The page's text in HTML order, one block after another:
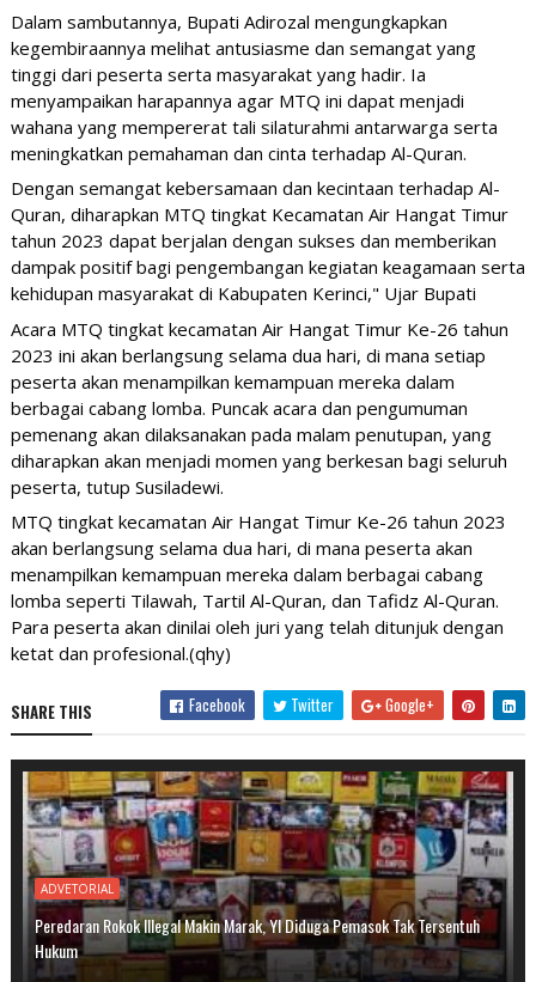
Dalam sambutannya, Bupati Adirozal mengungkapkan
kegembiraannya melihat antusiasme dan semangat yang
tinggi dari peserta serta masyarakat yang hadir. Ia
menyampaikan harapannya agar MTQ ini dapat menjadi
wahana yang mempererat tali silaturahmi antarwarga serta
meningkatkan pemahaman dan cinta terhadap Al-Quran.
Dengan semangat kebersamaan dan kecintaan terhadap Al-
Quran, diharapkan MTQ tingkat Kecamatan Air Hangat Timur
tahun 2023 dapat berjalan dengan sukses dan memberikan
dampak positif bagi pengembangan kegiatan keagamaan serta
kehidupan masyarakat di Kabupaten Kerinci," Ujar Bupati
Acara MTQ tingkat kecamatan Air Hangat Timur Ke-26 tahun
2023 ini akan berlangsung selama dua hari, di mana setiap
peserta akan menampilkan kemampuan mereka dalam
berbagai cabang lomba. Puncak acara dan pengumuman
pemenang akan dilaksanakan pada malam penutupan, yang
diharapkan akan menjadi momen yang berkesan bagi seluruh
peserta, tutup Susiladewi.
MTQ tingkat kecamatan Air Hangat Timur Ke-26 tahun 2023
akan berlangsung selama dua hari, di mana peserta akan
menampilkan kemampuan mereka dalam berbagai cabang
lomba seperti Tilawah, Tartil Al-Quran, dan Tafidz Al-Quran.
Para peserta akan dinilai oleh juri yang telah ditunjuk dengan
ketat dan profesional.(qhy)
SHARE THIS Facebook Twitter Google+
ADVETORIAL
Peredaran Rokok Illegal Makin Marak, YI Diduga Pemasok Tak Tersentuh
Hukum